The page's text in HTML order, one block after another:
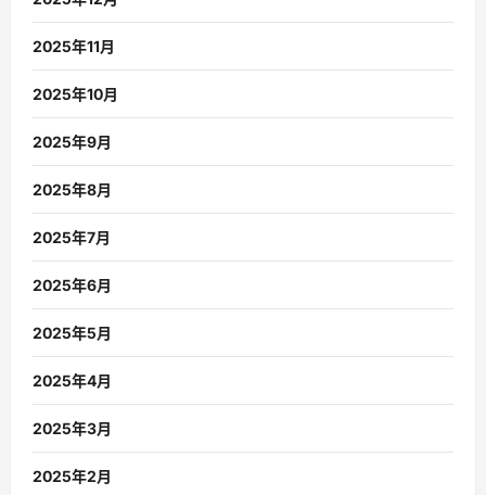
2025年11月
2025年10月
2025年9月
2025年8月
2025年7月
2025年6月
2025年5月
2025年4月
2025年3月
2025年2月